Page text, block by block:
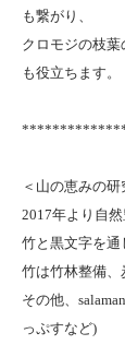
も繋がり、
クロモジの枝
も役立ちます。
＜山の恵みの研
2017年より自
竹と黒文字を
竹は竹林整備、
その他、
っぷすなど)